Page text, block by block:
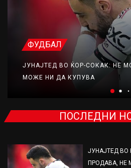
ФУДБАЛ
ЈУНАЈТЕД ВО ЌОР-СОКАК: НЕ
МОЖЕ НИ ДА КУПУВА
ПОСЛЕДНИ
ЈУНАЈТЕД
ПРОДАВА, НЕ